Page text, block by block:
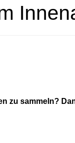
zu sammeln?